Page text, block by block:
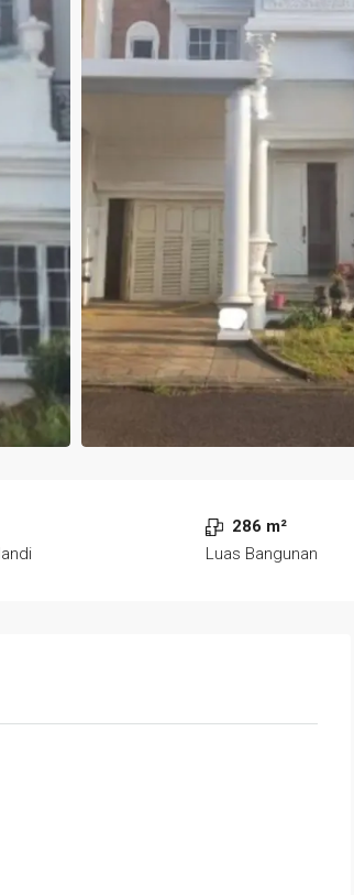
286 m²
Luas Bangunan